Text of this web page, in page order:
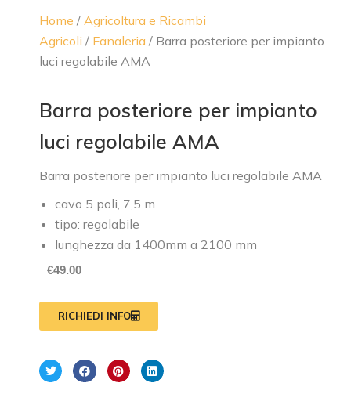
Home / Agricoltura e Ricambi
Agricoli / Fanaleria / Barra posteriore per impianto
luci regolabile AMA
Barra posteriore per impianto
luci regolabile AMA
Barra posteriore per impianto luci regolabile AMA
cavo 5 poli, 7,5 m
tipo: regolabile
lunghezza da 1400mm a 2100 mm
€49.00
RICHIEDI INFO